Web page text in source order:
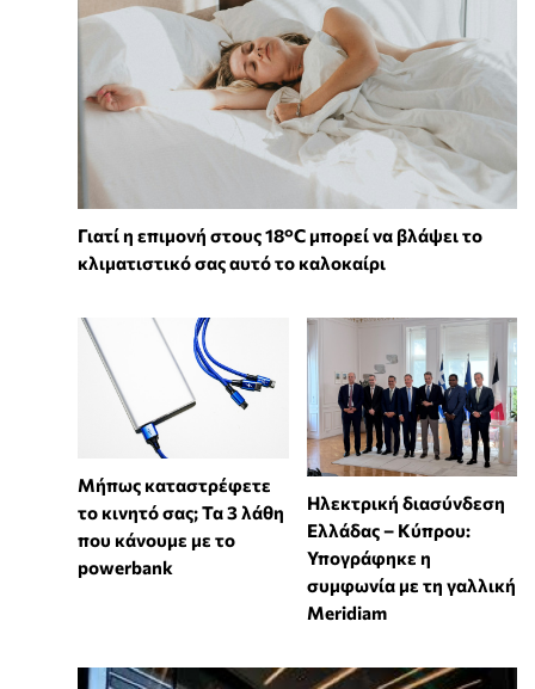
Γιατί η επιμονή στους 18°C μπορεί να βλάψει το
κλιματιστικό σας αυτό το καλοκαίρι
Μήπως καταστρέφετε
το κινητό σας; Τα 3 λάθη
που κάνουμε με το
powerbank
Ηλεκτρική διασύνδεση
Ελλάδας – Κύπρου:
Υπογράφηκε η
συμφωνία με τη γαλλική
Meridiam